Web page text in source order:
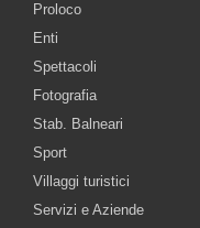
Proloco
Enti
Spettacoli
Fotografia
Stab. Balneari
Sport
Villaggi turistici
Servizi e Aziende